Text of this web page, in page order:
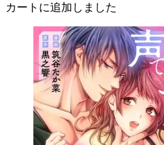
カートに追加しました